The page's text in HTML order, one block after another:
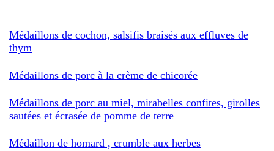
Médaillons de cochon, salsifis braisés aux effluves de
thym
Médaillons de porc à la crème de chicorée
Médaillons de porc au miel, mirabelles confites, girolles
sautées et écrasée de pomme de terre
Médaillon de homard , crumble aux herbes